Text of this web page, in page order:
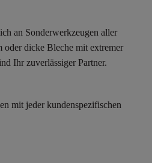
an Sonderwerkzeugen aller
dicke Bleche mit extremer
Ihr zuverlässiger Partner.
mit jeder kundenspezifischen